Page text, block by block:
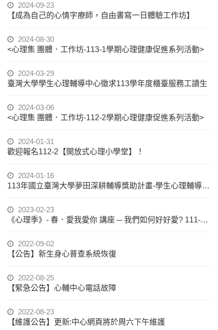
2024-09-23
【成為自己的心情字療師，自由書寫一日體驗工作坊】
2024-08-30
<心理集 團體．工作坊-113-1學期心理健康促進系列活動>
2024-03-29
臺灣大學學生心理輔導中心徵求113學年度櫃臺服務工讀生
2024-03-06
<心理集 團體．工作坊-112-2學期心理健康促進系列活動>
2024-01-31
歡迎報名112-2【開放式心理小學堂】！
2024-01-16
113年國立臺灣大學夢田深耕輔導獎助計畫-學生心理輔導中心
2023-02-23
《心理季》- 春．愛我愛你 講座 ─ 我們如何好好愛? 111-2心輔中心心理健康促進系列活動I
2022-09-02
【公告】新生身心普查系統恢復
2022-08-25
【緊急公告】心輔中心電話故障
2022-08-23
【維護公告】更新:中心網頁將於周六下午維護